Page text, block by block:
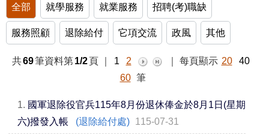
全部 就學服務 就業服務 招聘(考)職缺
服務照顧 退除給付 它項交流 政風 其他
共69筆資料第 1/2 頁 1 2 每頁顯示 20
40
60 筆
1. 國軍退除役官兵115年8月份退休俸金於8月1日(星期
六)撥發入帳
(退除給付處) 115-07-31